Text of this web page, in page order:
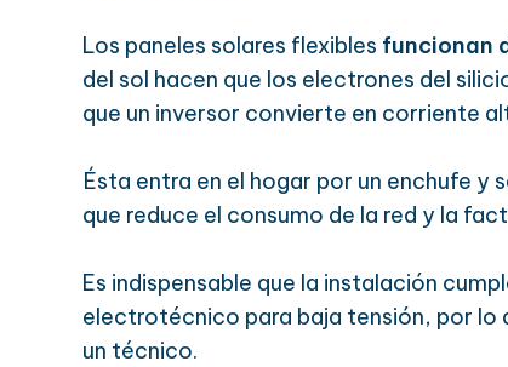
Los paneles solares flexibles funcionan
del sol hacen que los electrones del
que un inversor convierte en corriente
Ésta entra en el hogar por un enchufe
que reduce el consumo de la red y la
Es indispensable que la instalación
electrotécnico para baja tensión, por lo
un técnico.